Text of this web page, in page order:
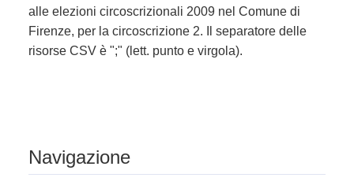
alle elezioni circoscrizionali 2009 nel Comune di
Firenze, per la circoscrizione 2. Il separatore delle
risorse CSV è ";" (lett. punto e virgola).
Navigazione